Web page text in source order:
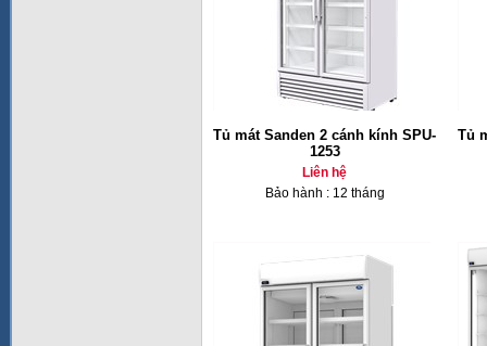
Tủ mát Sanden 2 cánh kính SPU-
1253
Liên hệ
Bảo hành : 12 tháng
Tủ